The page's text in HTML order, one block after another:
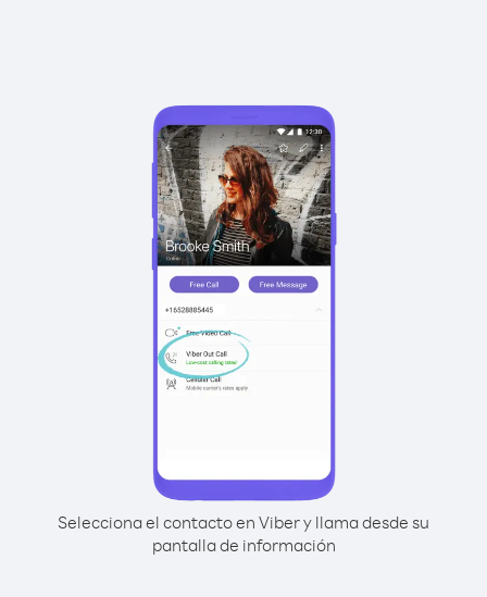
Selecciona el contacto en Viber y llama desde su
pantalla de información